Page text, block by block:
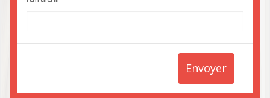
Envoyer